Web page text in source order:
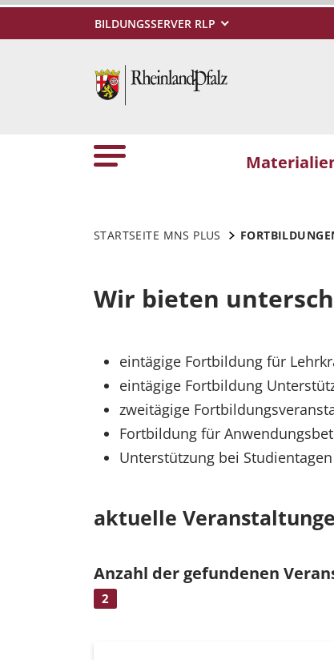
BILDUNGSSERVER RLP
STARTSEITE MNS PLUS
Wir bieten
eintägige Fortbildung für
eintägige Fortbildung
zweitägige
Fortbildung für
Unterstützung bei
aktuelle
Anzahl der gefundenen
2